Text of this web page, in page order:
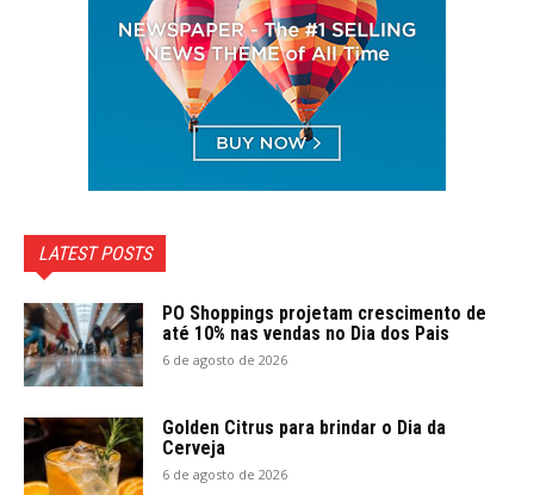
LATEST POSTS
PO Shoppings projetam crescimento de
até 10% nas vendas no Dia dos Pais
6 de agosto de 2026
Golden Citrus para brindar o Dia da
Cerveja
6 de agosto de 2026